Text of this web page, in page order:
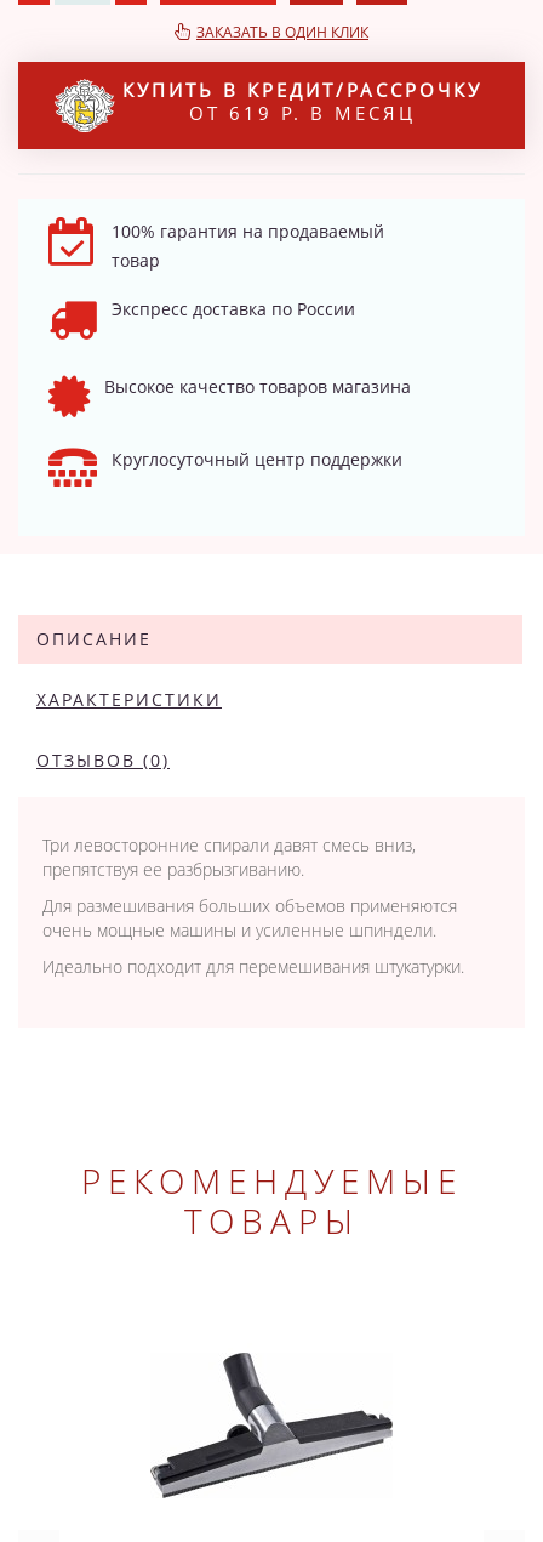
ЗАКАЗАТЬ В ОДИН КЛИК
КУПИТЬ В КРЕДИТ/РАССРОЧКУ
ОТ 619 Р. В МЕСЯЦ
100% гарантия на продаваемый
товар
Экспресс доставка по России
Высокое качество товаров магазина
Круглосуточный центр поддержки
ОПИСАНИЕ
ХАРАКТЕРИСТИКИ
ОТЗЫВОВ (0)
Три левосторонние спирали давят смесь вниз,
препятствуя ее разбрызгиванию.
Для размешивания больших объемов применяются
очень мощные машины и усиленные шпиндели.
Идеально подходит для перемешивания штукатурки.
РЕКОМЕНДУЕМЫЕ
ТОВАРЫ